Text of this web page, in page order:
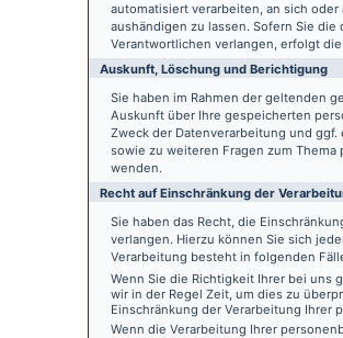
automatisiert verarbeiten, an sich
aushändigen zu lassen. Sofern Sie
Verantwortlichen verlangen, erfolgt
Auskunft, Löschung und Berichtigung
Sie haben im Rahmen der geltenden
Auskunft über Ihre gespeicherten
Zweck der Datenverarbeitung und
sowie zu weiteren Fragen zum
wenden.
Recht auf Einschränkung der
Sie haben das Recht, die
verlangen. Hierzu können Sie sich
Verarbeitung besteht in folgenden
Wenn Sie die Richtigkeit Ihrer bei
wir in der Regel Zeit, um dies zu
Einschränkung der Verarbeitung Ihrer
Wenn die Verarbeitung Ihrer